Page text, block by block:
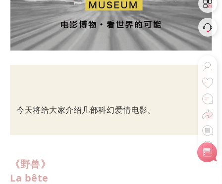
今天将给大家介绍几部科幻爱情电影。
《野兽》
La bête